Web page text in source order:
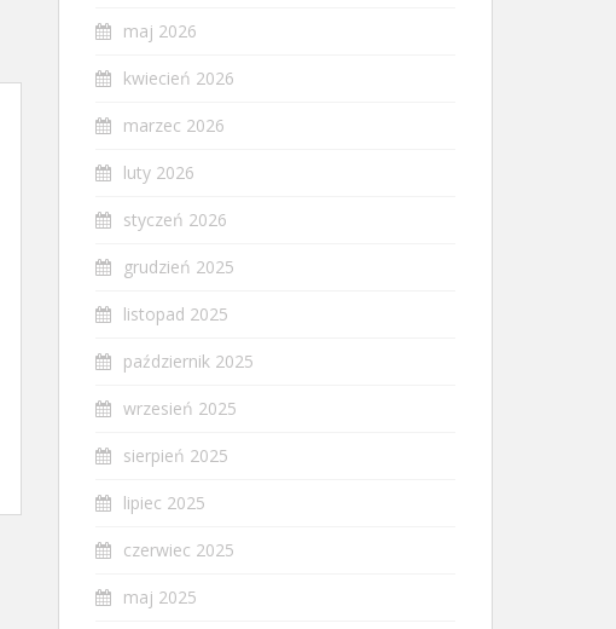
maj 2026
kwiecień 2026
marzec 2026
luty 2026
styczeń 2026
grudzień 2025
listopad 2025
październik 2025
wrzesień 2025
sierpień 2025
lipiec 2025
czerwiec 2025
maj 2025